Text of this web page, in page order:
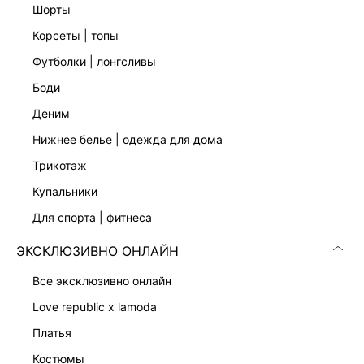
шорты
корсеты | топы
футболки | лонгсливы
боди
деним
нижнее белье | одежда для дома
трикотаж
купальники
для спорта | фитнеса
ЭКСКЛЮЗИВНО ОНЛАЙН
все эксклюзивно онлайн
love republic x lamoda
платья
костюмы
Бережная стирка при максимальной температуре 30ºС, Не
отбеливать, Машинная сушка запрещена, Глажение при
110ºС, Профессиональная сухая чистка. Мягкий режим.,
Стирать с изделиями похожих цветов, Глажение с
50
ДОСТАВКА И ВОЗВРАТ
Подробные условия доставки и возврата